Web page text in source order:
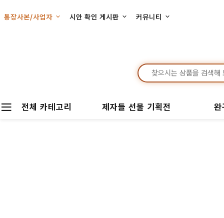
통장사본/사업자 시안 확인 게시판 커뮤니티
전체 카테고리 제자들 선물 기획전